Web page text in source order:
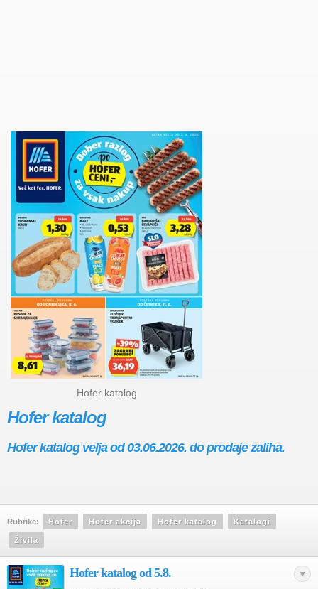
Hofer katalog
Hofer katalog
Hofer katalog velja od 03.06.2026. do prodaje zaliha.
Rubrike: Hofer Hofer akcija Hofer katalog Katalogi
Živila
Hofer katalog od 5.8.